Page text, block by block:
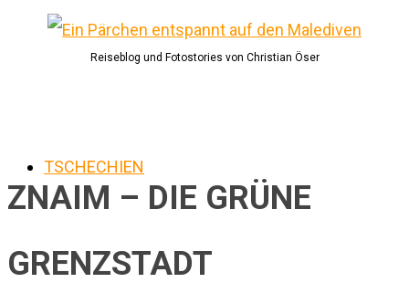
Reiseblog und Fotostories von Christian Öser
TSCHECHIEN
ZNAIM – DIE GRÜNE
GRENZSTADT